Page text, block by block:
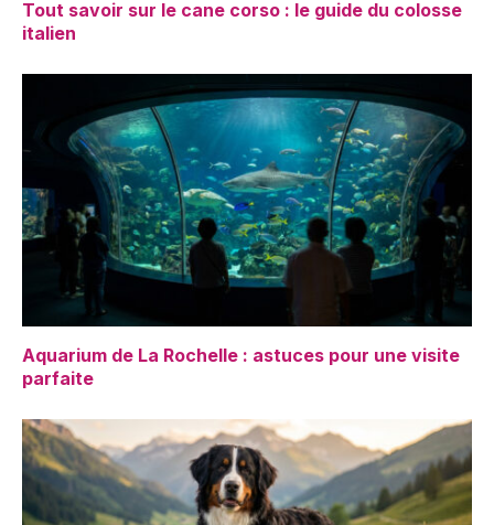
Tout savoir sur le cane corso : le guide du colosse
italien
Aquarium de La Rochelle : astuces pour une visite
parfaite